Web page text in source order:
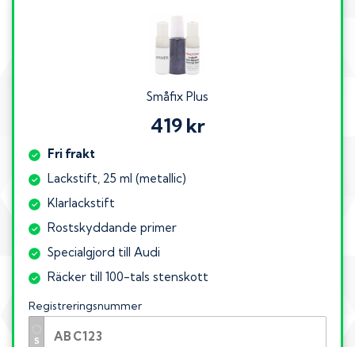
Småfix Plus
419 kr
Fri frakt
Lackstift, 25 ml (metallic)
Klarlackstift
Rostskyddande primer
Specialgjord till Audi
Räcker till 100-tals stenskott
Registreringsnummer